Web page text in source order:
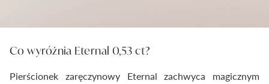
Co wyróżnia Eternal 0,53 ct?
Pierścionek zaręczynowy Eternal zachwyca magicznym